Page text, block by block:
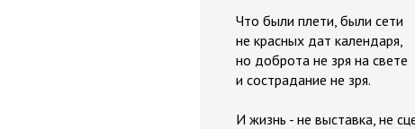
Что были плети, были сети
не красных дат календаря,
но доброта не зря на свете
и сострадание не зря.
И жизнь - не выставка, не